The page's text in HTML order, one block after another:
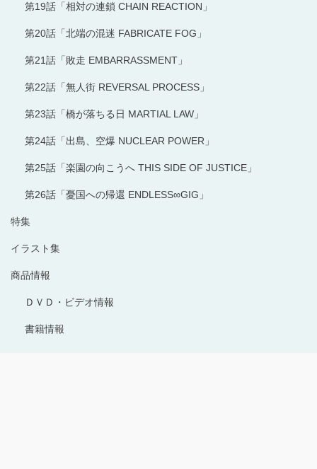
第19話「相対の連鎖 CHAIN REACTION」
第20話「北端の混迷 FABRICATE FOG」
第21話「敗走 EMBARRASSMENT」
第22話「無人街 REVERSAL PROCESS」
第23話「橋が落ちる日 MARTIAL LAW」
第24話「出島、空爆 NUCLEAR POWER」
第25話「楽園の向こうへ THIS SIDE OF JUSTICE」
第26話「憂国への帰還 ENDLESS∞GIG」
特集
イラスト集
商品情報
ＤＶＤ・ビデオ情報
書籍情報